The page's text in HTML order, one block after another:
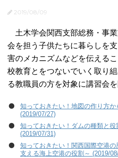
2019/08/09
土木学会関西支部総務・事
会を担う子供たちに暮らしを
害のメカニズムなどを伝える
校教育とをつないでいく取り
る教職員の方を対象に講習会を
知っておきたい！地図の作り方
(2019/07/27)
知っておきたい！ダムの種類と
(2019/07/31)
知っておきたい！関西国際空港
支える海上空港の役割～ (2019/